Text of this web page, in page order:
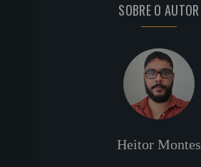
SOBRE O AUTOR
Heitor Montes